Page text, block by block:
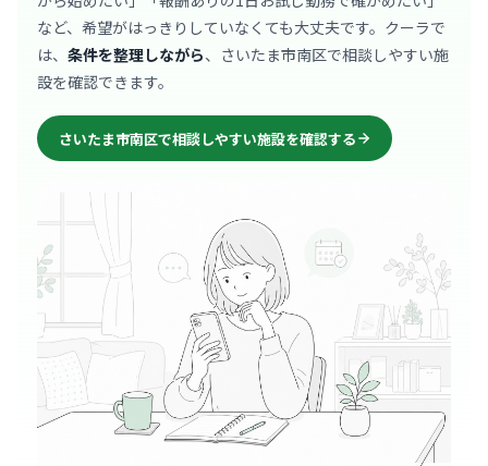
など、希望がはっきりしていなくても大丈夫です。クーラで
は、 条件を整理しながら、さいたま市南区で相談しやすい施
設を確認できます。
さいたま市南区で相談しやすい施設を確認する